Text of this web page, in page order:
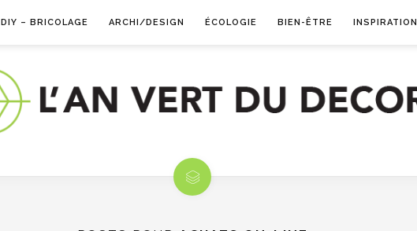
DIY – BRICOLAGE ARCHI/DESIGN ÉCOLOGIE BIEN-ÊTRE INSPIRATION